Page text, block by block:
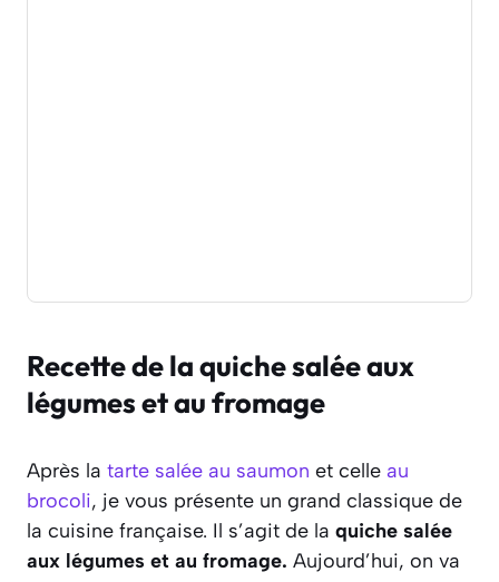
Recette de la quiche salée aux
légumes et au fromage
Après la tarte salée au saumon et celle au
brocoli, je vous présente un grand classique de
la cuisine française. Il s’agit de la quiche salée
aux légumes et au fromage. Aujourd’hui, on va